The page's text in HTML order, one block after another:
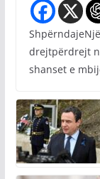
drejtpërdrejt
shanset e